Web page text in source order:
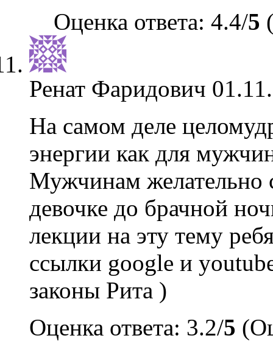
Оценка ответа: 4.4/5
Ренат Фаридович
На самом деле
энергии как для
Мужчинам желательно
девочке до брачной
лекции на эту тему
ссылки google и
законы Рита )
Оценка ответа: 3.2/5